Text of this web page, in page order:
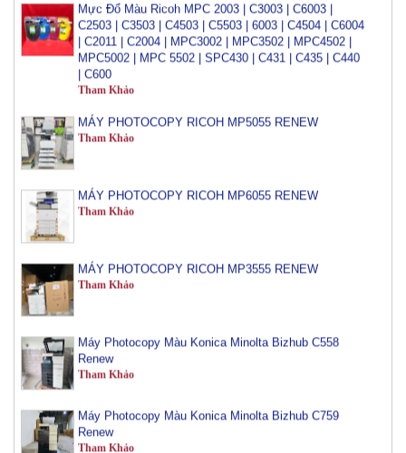
C2503 | C3503 | C4503 | C5503 | 6003 | C4504 | C6004
| C2011 | C2004 | MPC3002 | MPC3502 | MPC4502 |
MPC5002 | MPC 5502 | SPC430 | C431 | C435 | C440
| C600
Tham Khảo
Tham Khảo
Tham Khảo
Tham Khảo
Renew
Tham Khảo
Renew
Tham Khảo